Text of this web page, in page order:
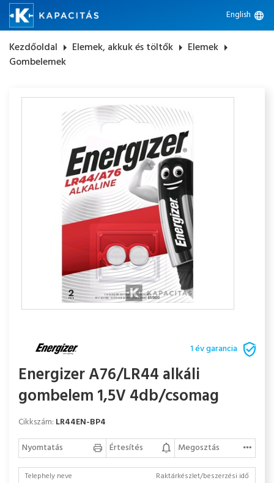
English language
Kezdőoldal arrow_right Elemek, akkuk és töltők arrow_right Elemek arrow_right
Gombelemek
1 év garancia
Energizer A76/LR44 alkáli
gombelem 1,5V 4db/csomag
Cikkszám: LR44EN-BP4
Nyomtatás
Értesítés Megosztás
Telephely neve Raktárkészlet/beszerzési idő